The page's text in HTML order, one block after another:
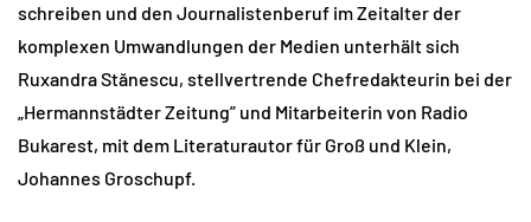
schreiben und den Journalistenberuf im Zeitalter der
komplexen Umwandlungen der Medien unterhält sich
Ruxandra Stănescu, stellvertrende Chefredakteurin bei der
„Hermannstädter Zeitung” und Mitarbeiterin von Radio
Bukarest, mit dem Literaturautor für Groß und Klein,
Johannes Groschupf.